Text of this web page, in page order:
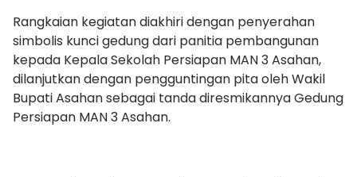
Rangkaian kegiatan diakhiri dengan penyerahan
simbolis kunci gedung dari panitia pembangunan
kepada Kepala Sekolah Persiapan MAN 3 Asahan,
dilanjutkan dengan pengguntingan pita oleh Wakil
Bupati Asahan sebagai tanda diresmikannya Gedung
Persiapan MAN 3 Asahan.